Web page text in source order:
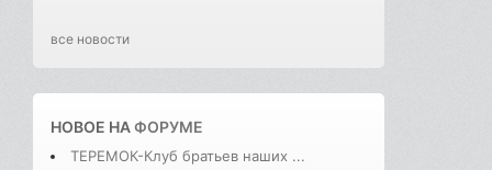
все новости
НОВОЕ НАФОРУМЕ
ТЕРЕМОК-Клуб братьев наших ...